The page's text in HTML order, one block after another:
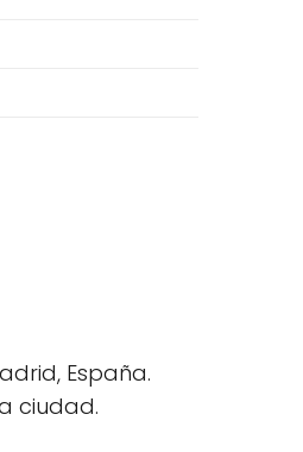
España.
ciudad.